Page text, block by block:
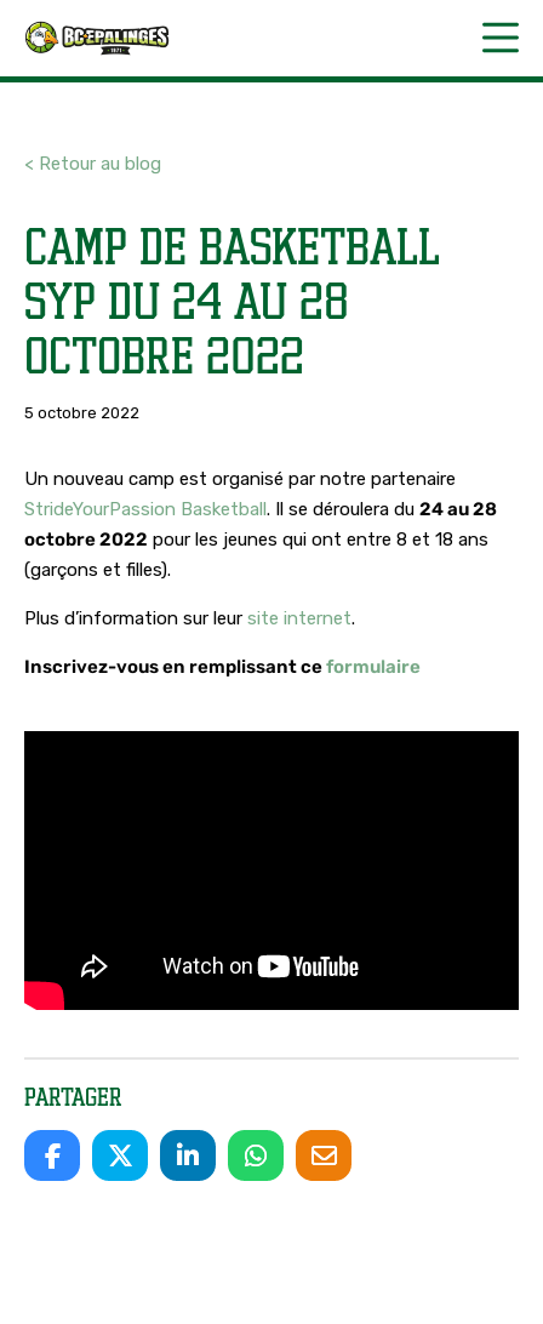
< Retour au blog
Camp de basketball
SYP du 24 au 28
octobre 2022
5 octobre 2022
Un nouveau camp est organisé par notre partenaire
StrideYourPassion Basketball. Il se déroulera du 24 au 28
octobre 2022 pour les jeunes qui ont entre 8 et 18 ans
(garçons et filles).
Plus d’information sur leur site internet.
Inscrivez-vous en remplissant ceformulaire
Partager